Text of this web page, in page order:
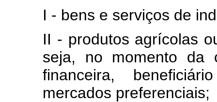
I - bens e serviços de
II - produtos agrícolas
seja, no momento da
financeira,
mercados preferenciais;